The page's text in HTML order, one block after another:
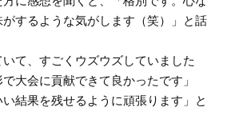
するような気がします（笑）」と話
て、すごくウズウズしていました
大会に貢献できて良かったです」
い結果を残せるように頑張ります」と